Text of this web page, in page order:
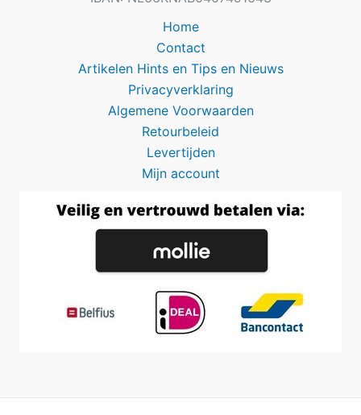
Home
Contact
Artikelen Hints en Tips en Nieuws
Privacyverklaring
Algemene Voorwaarden
Retourbeleid
Levertijden
Mijn account